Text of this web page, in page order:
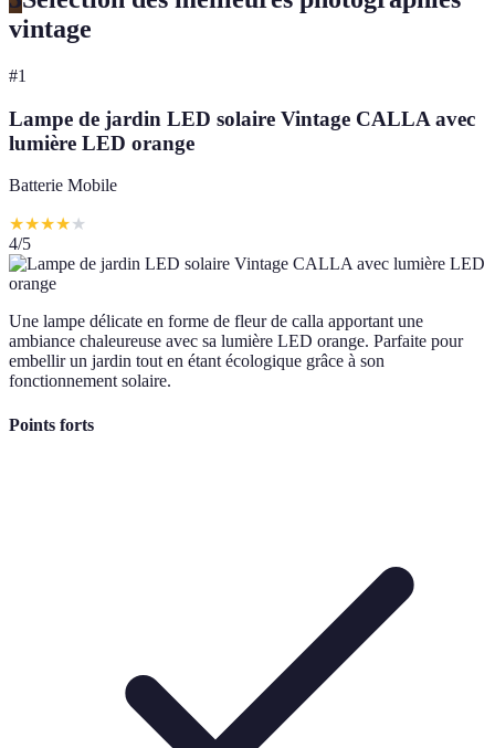
vintage
#1
Lampe de jardin LED solaire Vintage CALLA avec
lumière LED orange
Batterie Mobile
★★★★★
4/5
Une lampe délicate en forme de fleur de calla apportant une
ambiance chaleureuse avec sa lumière LED orange. Parfaite pour
embellir un jardin tout en étant écologique grâce à son
fonctionnement solaire.
Points forts